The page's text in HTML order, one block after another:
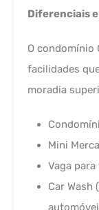
Diferenciais
O condomínio
facilidades
moradia
Mini
Vaga
Car Wash